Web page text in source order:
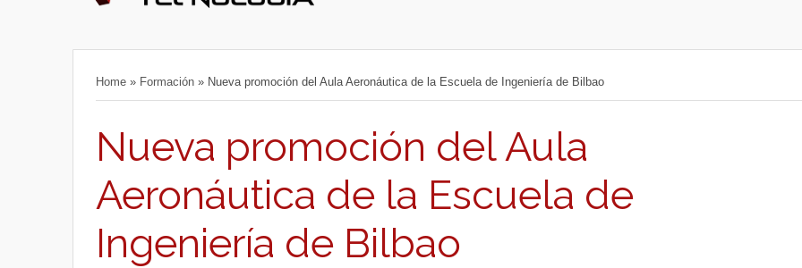
Home » Formación » Nueva promoción del Aula Aeronáutica de la Escuela de Ingeniería de Bilbao
Nueva promoción del Aula
Aeronáutica de la Escuela de
Ingeniería de Bilbao